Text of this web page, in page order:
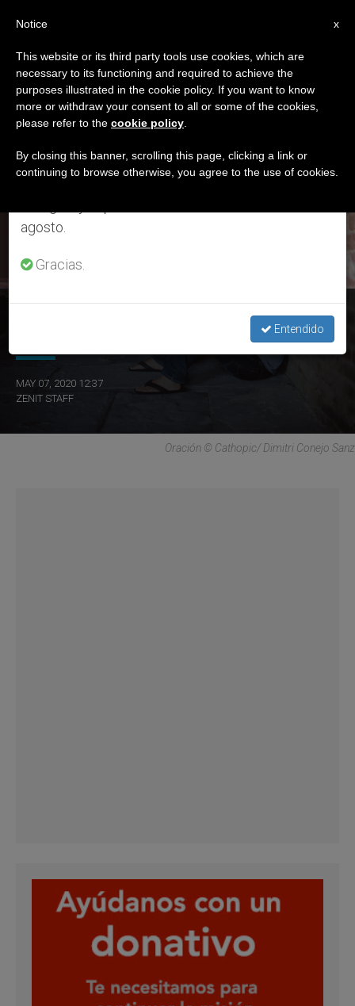
ETIQUETA
Posts Tagged
‘alteración’
ÚLTIMAS NOTICIAS
MAY 07, 2020 12:37
ZENIT STAFF
Oración © Cathopic/ Dimitri Conejo Sanz
×
Aviso importante
Del 27 de julio al 7 de agosto haremos la pausa
anual, aprovechando que en el periodo de verano
se generan menos informaciones y también el
agosto.
Gracias.
Entendido
x
Notice
This website or its third party tools use cookies, which are
necessary to its functioning and required to achieve the
purposes illustrated in the cookie policy. If you want to know
more or withdraw your consent to all or some of the cookies,
please refer to the cookie policy
By closing this banner, scrolling this page, clicking a link or
continuing to browse otherwise, you agree to the use of cookies.